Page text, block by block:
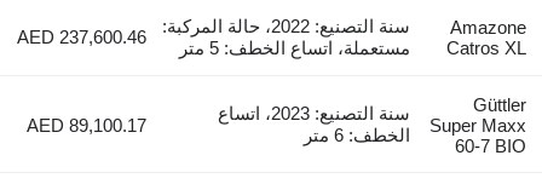
Amazone
Catros XL
سنة التصنيع: 2022، حالة المركبة:
مستعملة، اتساع الخطف: 5 متر
AED 237,600.46
Güttler
Super Maxx
60-7 BIO
سنة التصنيع: 2023، اتساع
الخطف: 6 متر
AED 89,100.17